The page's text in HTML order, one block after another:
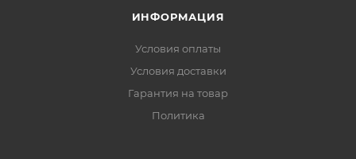
ИНФОРМАЦИЯ
Условия оплаты
Условия доставки
Гарантия на товар
Политика